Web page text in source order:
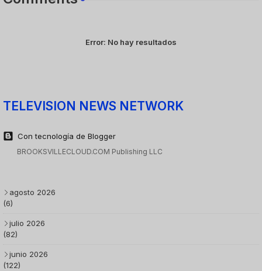
Error: No hay resultados
TELEVISION NEWS NETWORK
Con tecnología de Blogger
BROOKSVILLECLOUD.COM Publishing LLC
agosto 2026
(6)
julio 2026
(82)
junio 2026
(122)